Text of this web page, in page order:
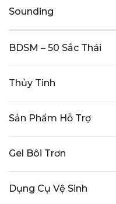
Sounding
BDSM – 50 Sắc Thái
Thủy Tinh
Sản Phẩm Hỗ Trợ
Gel Bôi Trơn
Dụng Cụ Vệ Sinh